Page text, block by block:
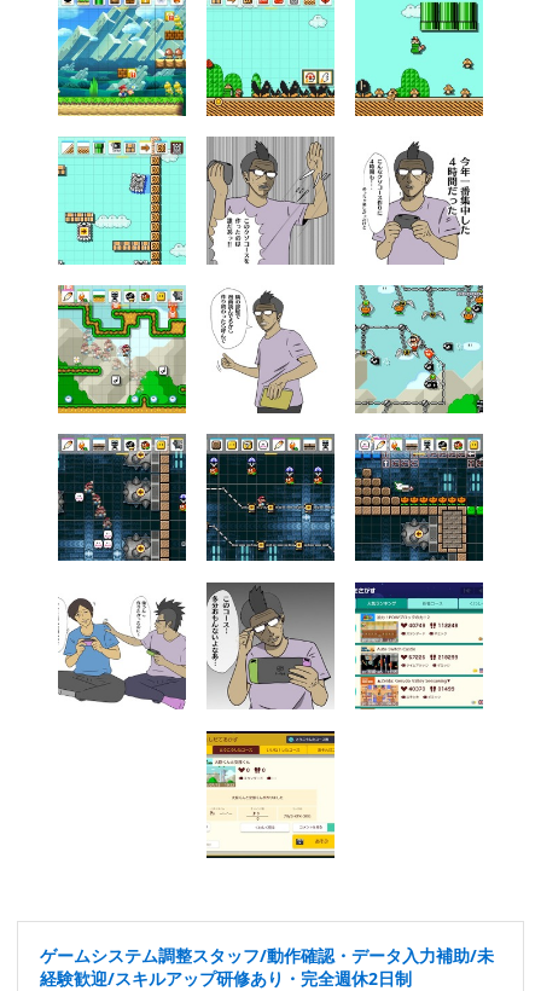
ゲームシステム調整スタッフ/動作確認・データ入力補助/未
経験歓迎/スキルアップ研修あり・完全週休2日制